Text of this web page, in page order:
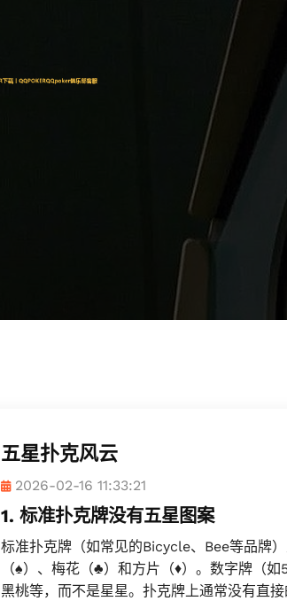
五星扑克风云
2026-02-16 11:33:21
1. 标准扑克牌没有五星图案
标准扑克牌（如常见的Bicycle、Bee等品牌
（♠）、梅花（♣）和方片（♦）。数字牌（
黑桃等，而不是星星。扑克牌上通常没有直接